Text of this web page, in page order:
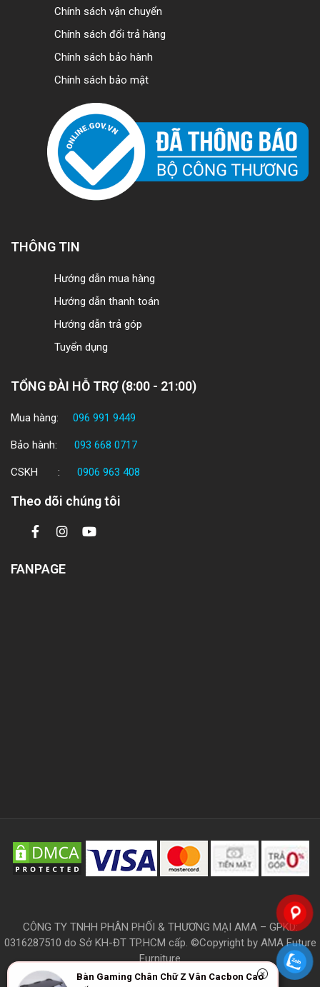
Chính sách vận chuyển
Chính sách đổi trả hàng
Chính sách bảo hành
Chính sách bảo mật
THÔNG TIN
Hướng dẫn mua hàng
Hướng dẫn thanh toán
Hướng dẫn trả góp
Tuyển dụng
TỔNG ĐÀI HỖ TRỢ (8:00 - 21:00)
Mua hàng: 096 991 9449
Bảo hành: 093 668 0717
CSKH : 0906 963 408
Theo dõi chúng tôi
FANPAGE
CÔNG TY TNHH PHÂN PHỐI & THƯƠNG MẠI AMA – GPKD:
0316287510 do Sở KH-ĐT TP.HCM cấp. ©Copyright by AMA Future
Furniture
Bàn Gaming Chân Chữ Z Vân Cacbon Cao